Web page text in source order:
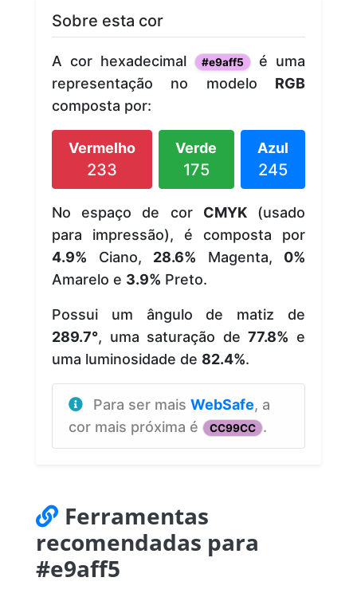
Sobre esta cor
A cor hexadecimal #e9aff5
é uma
representação no modelo RGB
composta por:
Vermelho
233
Verde
175
Azul
245
No espaço de cor CMYK(usado
para impressão), é composta por
4.9% Ciano, 28.6% Magenta, 0%
Amarelo e 3.9% Preto.
Possui um ângulo de matiz de
289.7°, uma saturação de77.8% e
uma luminosidade de 82.4%.
Para ser mais WebSafe, a
cor mais próxima é
CC99CC .
Ferramentas
recomendadas para
#e9aff5